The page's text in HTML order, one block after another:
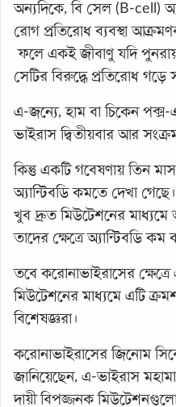
অন্যদিকে, বি সেল (B-cell)
রোগ প্রতিরোধ ব্যবস্থা
ফলে একই জীবাণু যদি
সেটির বিরুদ্ধে প্রতিরোধ গড়ে
এ-জন্যে, হাম বা চিকেন
ভাইরাস দ্বিতীয়বার আর
কিন্তু একটি গবেষণায় তিন
অ্যান্টিবডি কমতে দেখা
খুব দ্রুত মিউটেশনের মাধ্যমে
তাদের ক্ষেত্রে অ্যান্টিবডি
তবে করোনাভাইরাসের
মিউটেশনের মাধ্যমে এটি
বিশেষজ্ঞরা।
করোনাভাইরাসের জিনোম
জানিয়েছেন, এ-ভাইরাস
দায়ী বিপজ্জনক মিউটেশনগুলো